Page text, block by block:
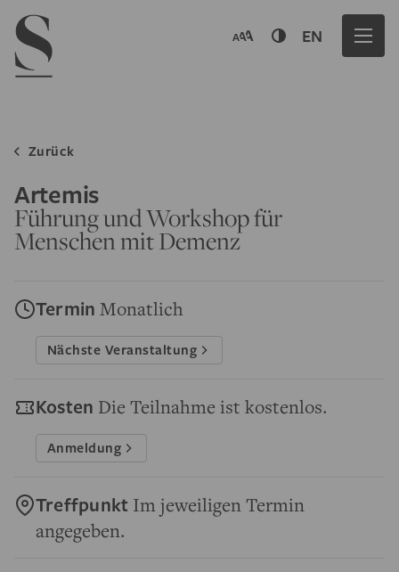
Navigation menu
EN
Zurück
Artemis
Führung und Workshop für
Menschen mit Demenz
Termin Monatlich
Nächste Veranstaltung
Kosten Die Teilnahme ist kostenlos.
Anmeldung
Treffpunkt Im jeweiligen Termin
angegeben.